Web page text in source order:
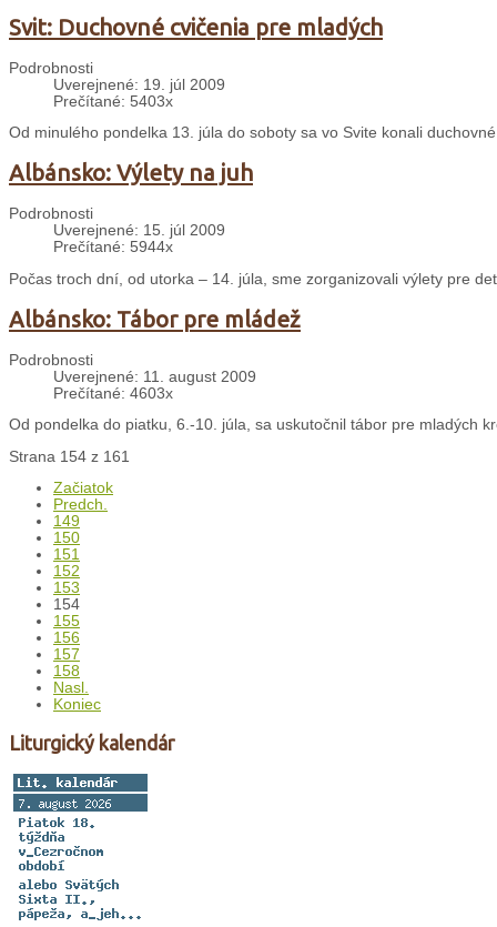
Svit: Duchovné cvičenia pre mladých
Podrobnosti
Uverejnené: 19. júl 2009
Prečítané: 5403x
Od minulého pondelka 13. júla do soboty sa vo Svite konali
Albánsko: Výlety na juh
Podrobnosti
Uverejnené: 15. júl 2009
Prečítané: 5944x
Počas troch dní, od utorka – 14. júla, sme zorganizovali výlety pre
Albánsko: Tábor pre mládež
Podrobnosti
Uverejnené: 11. august 2009
Prečítané: 4603x
Od pondelka do piatku, 6.-10. júla, sa uskutočnil tábor pre mladých
Strana 154 z 161
Začiatok
Predch.
149
150
151
152
153
154
155
156
157
158
Nasl.
Koniec
Liturgický kalendár